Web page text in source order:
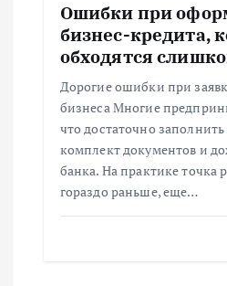
Ошибки при
бизнес-кредита,
обходятся
Дорогие ошибки при
бизнеса Многие
что достаточно
комплект документов и
банка. На практике точка
гораздо раньше, еще…